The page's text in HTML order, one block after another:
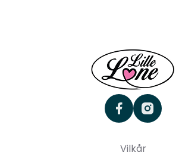
facebookinstagram
Vilkår